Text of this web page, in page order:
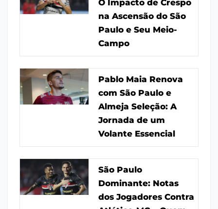
O Impacto de Crespo
na Ascensão do São
Paulo e Seu Meio-
Campo
Pablo Maia Renova
com São Paulo e
Almeja Seleção: A
Jornada de um
Volante Essencial
São Paulo
Dominante: Notas
dos Jogadores Contra